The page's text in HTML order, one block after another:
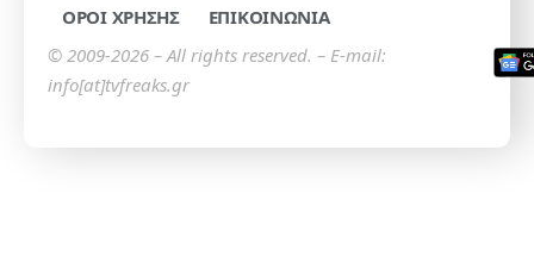
ΟΡΟΙ ΧΡΗΣΗΣ
ΕΠΙΚΟΙΝΩΝΙΑ
© 2009-2026 – All rights reserved. – E-mail:
info[at]tvfreaks.gr